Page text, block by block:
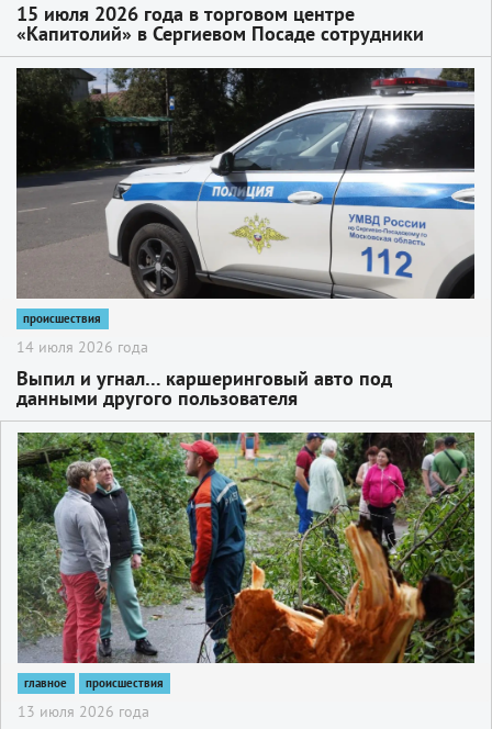
15 июля 2026 года в торговом центре
«Капитолий» в Сергиевом Посаде сотрудники
Сергиево-Посадского отдела вневедомственной
охраны задержали молодую женщину,
подозреваемую в хищении товаров сразу из
нескольких магазинов
2
происшествия
14 июля 2026 года
Выпил и угнал… каршеринговый авто под
данными другого пользователя
2
главное происшествия
13 июля 2026 года